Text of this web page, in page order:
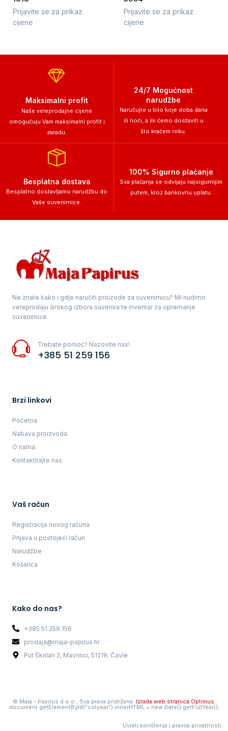
Prijavite se za prikaz
cijene
Prijavite se za prikaz
cijene
Maksimalni profit
Naše veleprodajne cijene
omogućuju Vam maksimalni profit i
zaradu.
24/7 Mogućnost
narudžbe
Naručujte u bilo koje doba dana
ili noći, a mi ćemo dostaviti u
što kraćem roku.
Besplatna dostava
Besplatno dostavljamo narudžbu do
Vaše suvenirnice.
100% Sigurno plaćanje
Sva plaćanja se odvijaju najsigurnijim
putem, kroz bankovnu uplatu.
Ne znate kako i gdje naručiti proizode za suvenirnicu? Mi nudimo
veleprodaju širokog izbora suvenira te inventar za opremanje
suvenirnice.
Trebate pomoć? Nazovite nas!
+385 51 259 156
Brzi linkovi
Početna
Nabava proizvoda
O nama
Kontaktirajte nas
Vaš račun
Registracija novog računa
Prijava u postojeći račun
Narudžbe
Košarica
Kako do nas?
+385 51 259 156
prodaja@maja-papirus.hr
Put Škrilan 2, Mavrinci, 51219, Čavle
© Maja - Papirus d.o.o., Sva prava pridržana. Izrada web stranica Optimus.
document.getElementById("cstyear").innerHTML = new Date().getFullYear();
Uvjeti korištenja i pravila privatnosti.